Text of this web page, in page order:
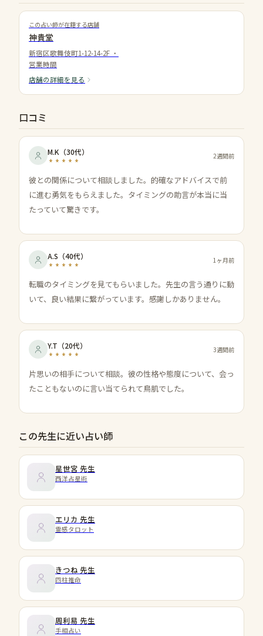
この占い師が在籍する店舗
神貴堂
新宿区歌舞伎町1-12-14-2F ・
営業時間
店舗の詳細を見る
口コミ
M.K （30代） 2週間前
彼との関係について相談しました。的確なアドバイスで前
に進む勇気をもらえました。タイミングの助言が本当に当
たっていて驚きです。
A.S （40代） 1ヶ月前
転職のタイミングを見てもらいました。先生の言う通りに動
いて、良い結果に繋がっています。感謝しかありません。
Y.T （20代） 3週間前
片思いの相手について相談。彼の性格や態度について、会っ
たこともないのに言い当てられて鳥肌でした。
この先生に近い占い師
星世宮 先生
西洋占星術
エリカ 先生
霊感タロット
きつね 先生
四柱推命
周利易 先生
手相占い